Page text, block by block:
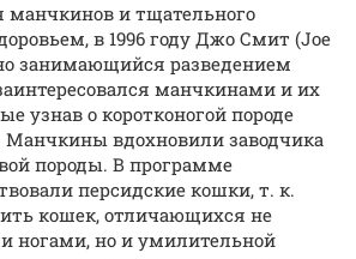
манчкинов и тщательного
в 1996 году Джо Смит (Joe
занимающийся разведением
манчкинами и их
узнав о коротконогой породе
Манчкины вдохновили заводчика
породы. В программе
персидские кошки, т. к.
кошек, отличающихся не
ногами, но и умилительной